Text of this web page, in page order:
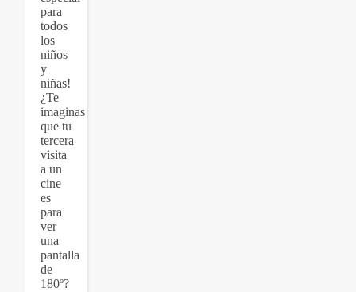
para
todos
los
niños
y
niñas!
¿Te
imaginas
que tu
tercera
visita
a un
cine
es
para
ver
una
pantalla
de
180º?